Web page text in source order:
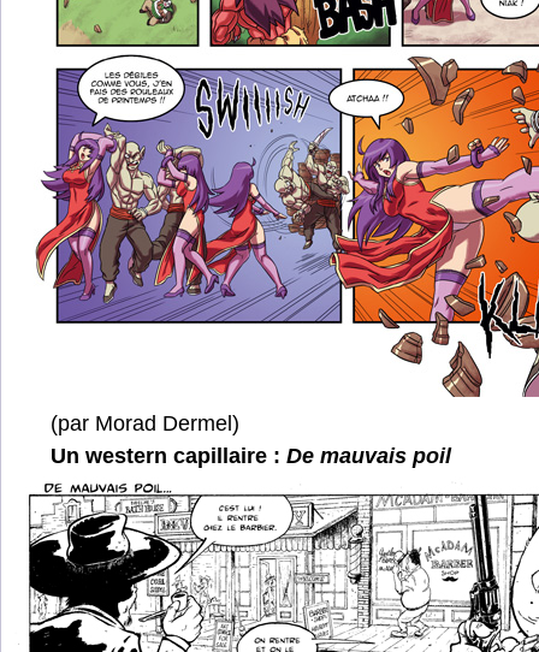
(par Morad Dermel)
Un western capillaire : De mauvais poil